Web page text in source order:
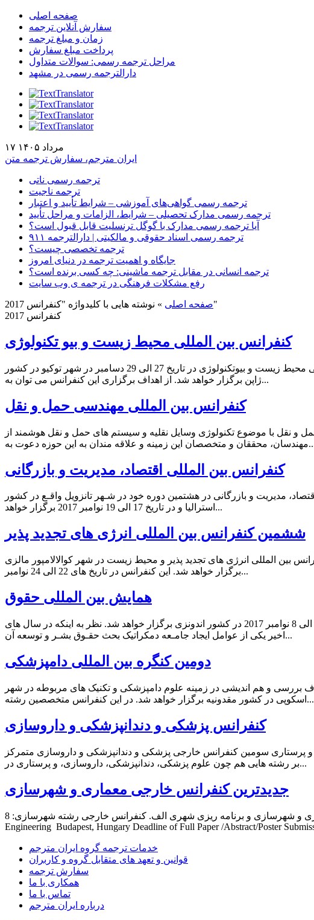
صفحه اصلی
سفارش آنلاین ترجمه
زمان و مبلغ ترجمه
پرداخت مبلغ سفارش
مراحل ترجمه رسمی: سوالات متداول
دارالترجمه رسمی در مشهد
۱۷ مرداد ۱۴۰۵
ایران مترجم، سفارش ترجمه متن
ترجمه رسمی ناتی
ترجمه ناجیت
ترجمه رسمی گواهی‌های آموزشی – شرایط تأیید و اعتبار
ترجمه رسمی مدارک تحصیلی – شرایط، الزامات و مراحل تأیید
آیا ترجمه رسمی مدارک با گوگل ترنسلیت قابل قبول است؟
ترجمه رسمی اسناد حقوقی و مالکیتی | دارالترجمه ۹۱۱
ترجمه تخصصی چیست؟
جایگاه و اهمیت ترجمه در دنیای امروز
ترجمه انسانی در مقابل ترجمه ماشینی: چه کسی برنده است؟
رفع مشکلات فرهنگی در ترجمه ی وب سایت
صفحه اصلی »
نوشته هایی با کلیدواژه "کنفرانس 2017"
کنفرانس 2017
کنفرانس بین المللی محیط زیست و بیو تکنولوژی
کنفرانس بین المللی محیط زیست و بیوتکنولوژی الف. کنفرانس بین المللی محیط زیست و بیوتکنولوژی کنفرانس بین المللی محیط زیست و بیوتکنولوژی در تاریخ 27 الی 29 دسامبر در شهر توکیو در کشور
ژاپن برگزار خواهد شد. از اهداف برگزاری این کنفرانس می توان به...
کنفرانس بین المللی مهندسی حمل و نقل
و نقل با موضوع تکنولوژی وسایل نقلیه و سیستم های حمل و نقل هوشمند از
و علاقه مندان به این حوزه دعوت به...
کنفرانس بین المللی اقتصاد، مدیریت و بازرگانی
مدیریت و بازرگانی در هشتمین دوره خود در شـهر تانزویل واقـع در کشور
استرالیا و در تاریخ 17 الی 19 نوامبر 2017 برگزار خواهد...
ششمین کنفرانس بین المللی انرژی های تجدید پذیر
بین المللی انرژی های تجدید پذیر و محیط زیست در شهر کوالالامپور مالزی
برگزار خواهد شد. این کنفرانس در تاریخ های 22 الی 24 نوامبر...
همایش بین المللی حقوق
همایش بین المللی حقوق بشر در کشور های اسلامی الف. کنفرانس خارجی رشته حقوق همایش بین المللی حقوق در تاریخ 7 الی 8 نوامبر 2017 در کشور اندونزی برگزار خواهد شد. نظر به اینکه در سال های
اخیر یکی از عوامل ایجاد جامـعه دمکراتیک بحث حقـوق بشـر و توسعه آن...
دومین کنگره بین المللی دامپزشکی
بررسی و هم اندیشی در زمینه علوم دامپزشکی و تکنیک های مربوطه در شهر
اسکوپی در کشور مقدونیه برگزار خواهد شد. در این کنفرانس متخصصین رشته...
کنفرانس پزشکی و دندانپزشکی و داروسازی
پرستاری سومین کنفرانس خارجی پزشکی و دندانپزشکی و داروسازی متمرکز
بر رشته هایی هم چون علوم پزشکی، دندانپزشکی، داروسازی، و پرستاری در...
جدیدترین کنفرانس خارجی معماری و شهرسازی
جدیدترین کنفرانس خارجی معماری و شهرسازی و برنامه ریزی شهری الف. کنفرانس خارجی رشته شهرسازی: 8th International Conference on Studies in Architecture, Civil, Construction and Environmental
Engineering Budapest, Hungary Deadline of Full Paper /Abstract/Poster
خدمات ترجمه گروه ایران مترجم
قوانین و تعهد های متقابل گروه و کاربران
سفارش ترجمه
همکاری با ما
تماس با ما
درباره ایران مترجم